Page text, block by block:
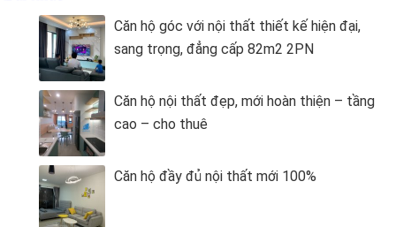
Căn hộ góc với nội thất thiết kế hiện đại,
sang trọng, đẳng cấp 82m2 2PN
Căn hộ nội thất đẹp, mới hoàn thiện – tầng
cao – cho thuê
Căn hộ đầy đủ nội thất mới 100%